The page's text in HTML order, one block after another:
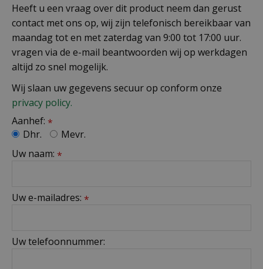
Heeft u een vraag over dit product neem dan gerust
contact met ons op, wij zijn telefonisch bereikbaar van
maandag tot en met zaterdag van 9:00 tot 17:00 uur.
vragen via de e-mail beantwoorden wij op werkdagen
altijd zo snel mogelijk.
Wij slaan uw gegevens secuur op conform onze
privacy policy.
Aanhef: *
Dhr.
Mevr.
Uw naam: *
Uw e-mailadres: *
Uw telefoonnummer: